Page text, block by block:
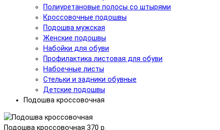
Полиуретановые полосы со штырями
Кроссовочные подошвы
Подошва мужская
Женские подошвы
Набойки для обуви
Профилактика листовая для обуви
Набоечные листы
Стельки и задники обувные
Детские подошвы
Подошва кроссовочная
Подошва кроссовочная 370 р.